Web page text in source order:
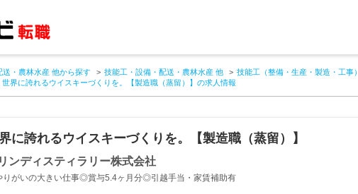
送・農林水産 他から探す 技能工・設備・配送・農林水産 他 技能工（整備・生産・製造・工事）
世界に誇れるウイスキーづくりを。【製造職（蒸留）】の求人情報
に誇れるウイスキーづくりを。【製造職（蒸留）】
ンディスティラリー株式会社
がいの大きい仕事◎賞与5.4ヶ月分◎引越手当・家賃補助有